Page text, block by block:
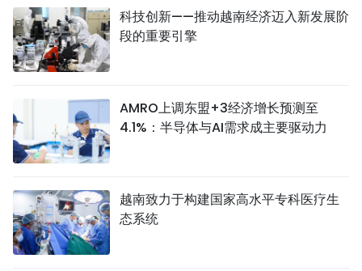
科技创新——推动越南经济迈入新发展阶
段的重要引擎
AMRO上调东盟+3经济增长预测至
4.1%：半导体与AI需求成主要驱动力
越南致力于构建国家高水平专科医疗生
态系统